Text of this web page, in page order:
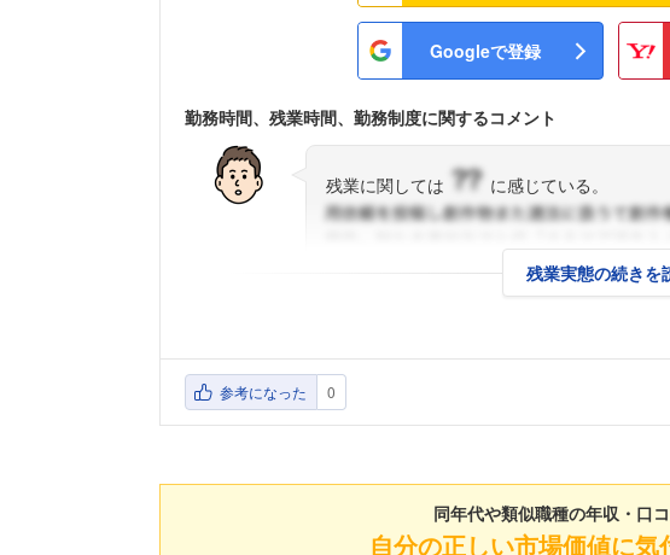
Googleで登録
勤務時間、残業時間、勤務制度に関するコメント
残業に関しては に感じている。
残業実態の続きを
参考になった 0
同年代や類似職種の年収・口
自分の正しい市場価値に気